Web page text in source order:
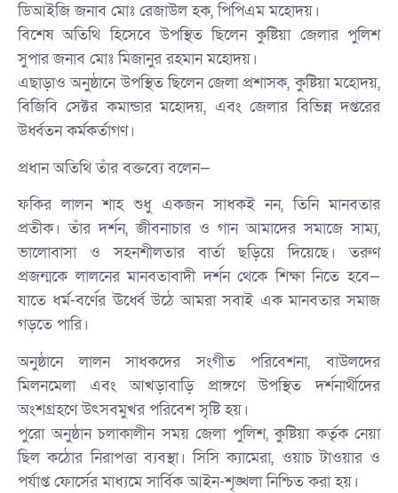
ডিআইজি জনাব মোঃ রেজাউল হক, পিপিএম মহোদয়।
বিশেষ অতিথি হিসেবে উপস্থিত ছিলেন কুষ্টিয়া জেলার পুলিশ
সুপার জনাব মোঃ মিজানুর রহমান মহোদয়।
এছাড়াও অনুষ্ঠানে উপস্থিত ছিলেন জেলা প্রশাসক, কুষ্টিয়া মহোদয়,
বিজিবি সেক্টর কমান্ডার মহোদয়, এবং জেলার বিভিন্ন দপ্তরের
উর্ধ্বতন কর্মকর্তাগণ।
প্রধান অতিথি তাঁর বক্তব্যে বলেন—
ফকির লালন শাহ শুধু একজন সাধকই নন, তিনি মানবতার
প্রতীক। তাঁর দর্শন, জীবনাচার ও গান আমাদের সমাজে সাম্য,
ভালোবাসা ও সহনশীলতার বার্তা ছড়িয়ে দিয়েছে। তরুণ
প্রজন্মকে লালনের মানবতাবাদী দর্শন থেকে শিক্ষা নিতে হবে—
যাতে ধর্ম-বর্ণের ঊর্ধ্বে উঠে আমরা সবাই এক মানবতার সমাজ
গড়তে পারি।
অনুষ্ঠানে লালন সাধকদের সংগীত পরিবেশনা, বাউলদের
মিলনমেলা এবং আখড়াবাড়ি প্রাঙ্গণে উপস্থিত দর্শনার্থীদের
অংশগ্রহণে উৎসবমুখর পরিবেশ সৃষ্টি হয়।
পুরো অনুষ্ঠান চলাকালীন সময় জেলা পুলিশ, কুষ্টিয়া কর্তৃক নেয়া
ছিল কঠোর নিরাপত্তা ব্যবস্থা। সিসি ক্যামেরা, ওয়াচ টাওয়ার ও
পর্যাপ্ত ফোর্সের মাধ্যমে সার্বিক আইন-শৃঙ্খলা নিশ্চিত করা হয়।